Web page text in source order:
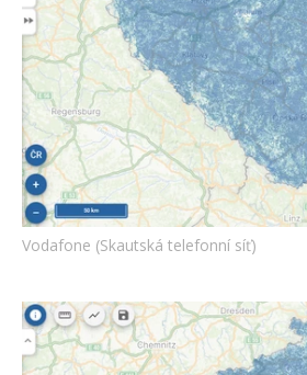
Vodafone (Skautská telefonní síť)